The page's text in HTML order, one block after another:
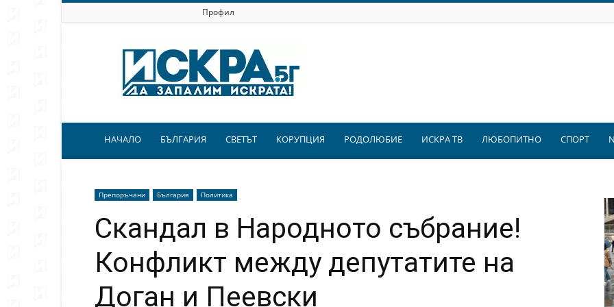
Профил
Искра.бг
НАЧАЛО БЪЛГАРИЯ СВЕТЪТ КОРУПЦИЯ РОДОЛЮБИЕ ИСКРА ТВ ЛЮБОПИТНО СПОРТ
Препоръчани България Политика
Скандал в Народното събрание!
Конфликт между депутатите на
Доган и Пеевски